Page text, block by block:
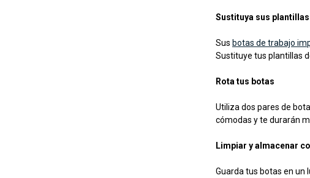
Sustituya sus plantillas
Sus botas de trabajo
Sustituye tus plantillas
Rota tus botas
Utiliza dos pares de
cómodas y te durarán
Limpiar y almacenar
Guarda tus botas en un